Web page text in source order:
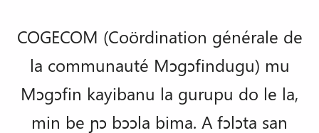
ma
n
a
lasaga
COGECOM (Coördination générale de
la communauté Mɔgɔfindugu) mu
Mɔgɔfin kayibanu la gurupu do le la,
min be ɲɔ bɔɔla bima. A fɔlɔta san